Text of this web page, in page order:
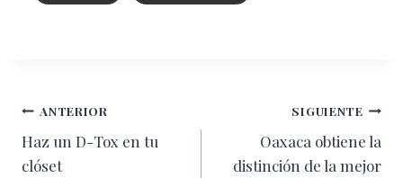
Navegación
de
ANTERIOR
Haz un D-Tox en tu
clóset
SIGUIENTE
Oaxaca obtiene la
distinción de la mejor